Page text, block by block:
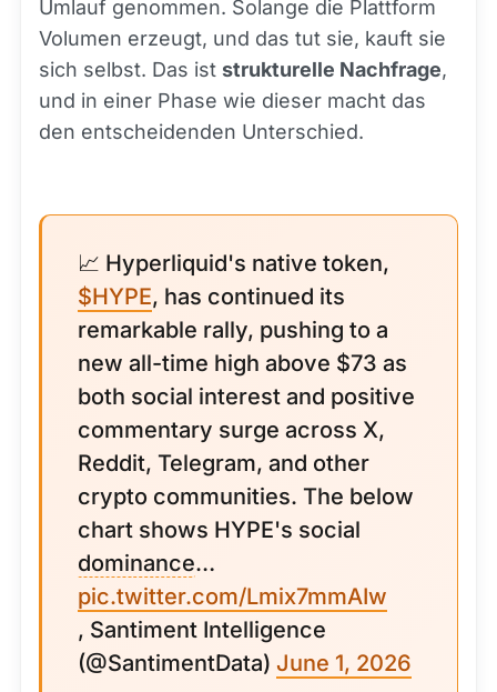
Umlauf genommen. Solange die Plattform
Volumen erzeugt, und das tut sie, kauft sie
sich selbst. Das ist strukturelle Nachfrage,
und in einer Phase wie dieser macht das
den entscheidenden Unterschied.
📈 Hyperliquid's native token,
$HYPE, has continued its
remarkable rally, pushing to a
new all-time high above $73 as
both social interest and positive
commentary surge across X,
Reddit, Telegram, and other
crypto communities. The below
chart shows HYPE's social
dominance…
pic.twitter.com/Lmix7mmAIw
, Santiment Intelligence
(@SantimentData) June 1, 2026